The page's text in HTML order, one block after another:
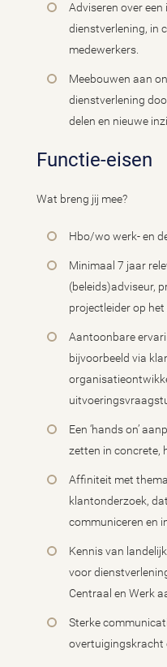
Adviseren over
dienstverlening, in
medewerkers.
Meebouwen aan
dienstverlening
delen en nieuwe
Functie-eisen
Wat breng jij mee?
Hbo/wo werk- en
Minimaal 7 jaar
(beleids)adviseur,
projectleider op
Aantoonbare
bijvoorbeeld via
Een ‘hands on’
zetten in concrete,
Affiniteit met
klantonderzoek,
communiceren en
Kennis van
voor
Centraal en Werk
Sterke
overtuigingskracht